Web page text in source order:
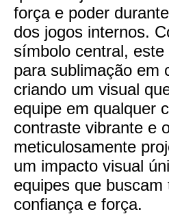
força e poder
dos jogos internos.
símbolo central,
para sublimação em
criando um visual
equipe em qualquer
contraste vibrante e
meticulosamente
um impacto visual
equipes que buscam
confiança e força.